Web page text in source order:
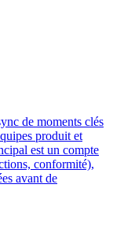
de moments clés
produit et
est un compte
conformité),
avant de